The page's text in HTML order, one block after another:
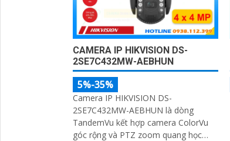
CAMERA IP HIKVISION DS-
2SE7C432MW-AEBHUN
5%-35%
Camera IP HIKVISION DS-
2SE7C432MW-AEBHUN là dòng
TandemVu kết hợp camera ColorVu
góc rộng và PTZ zoom quang học